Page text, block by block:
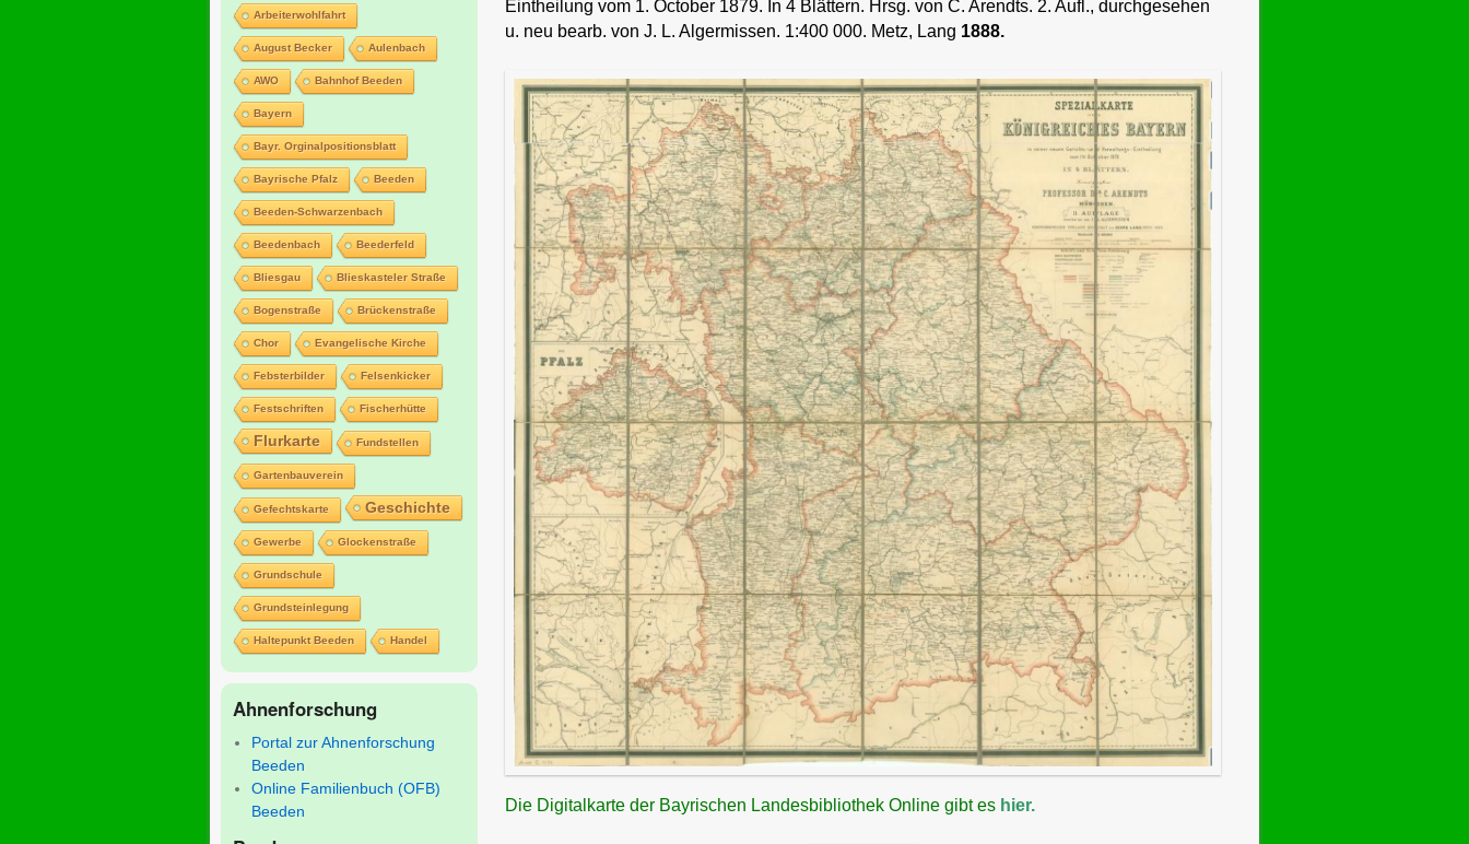
Arbeiterwohlfahrt
August Becker Aulenbach
AWO Bahnhof Beeden
Bayern
Bayr. Orginalpositionsblatt
Bayrische Pfalz Beeden
Beeden-Schwarzenbach
Beedenbach Beederfeld
Bliesgau Blieskasteler Straße
Bogenstraße Brückenstraße
Chor Evangelische Kirche
Febsterbilder Felsenkicker
Festschriften Fischerhütte
Flurkarte Fundstellen
Gartenbauverein
Gefechtskarte Geschichte
Gewerbe Glockenstraße
Grundschule
Grundsteinlegung
Haltepunkt Beeden Handel
Ahnenforschung
Portal zur Ahnenforschung
Beeden
Online Familienbuch (OFB)
Beeden
Eintheilung vom 1. October 1879. In 4 Blättern. Hrsg. von C. Arendts. 2. Aufl., durchgesehen
u. neu bearb. von J. L. Algermissen. 1:400 000. Metz, Lang 1888.
Die Digitalkarte der Bayrischen Landesbibliothek Online gibt es hier.